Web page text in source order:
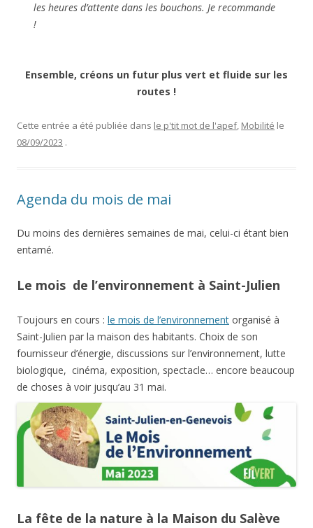
les heures d’attente dans les bouchons. Je recommande
!
Ensemble, créons un futur plus vert et fluide sur les
routes !
Cette entrée a été publiée dans le p'tit mot de l'apef, Mobilité le
08/09/2023 .
Agenda du mois de mai
Du moins des dernières semaines de mai, celui-ci étant bien
entamé.
Le mois de l’environnement à Saint-Julien
Toujours en cours : le mois de l’environnement organisé à
Saint-Julien par la maison des habitants. Choix de son
fournisseur d’énergie, discussions sur l’environnement, lutte
biologique, cinéma, exposition, spectacle… encore beaucoup
de choses à voir jusqu’au 31 mai.
La fête de la nature à la Maison du Salève